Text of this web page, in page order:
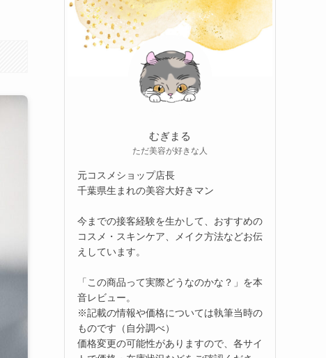
むぎまる
ただ美容が好きな人
元コスメショップ店長
千葉県生まれの美容大好きマン
今までの接客経験を生かして、おすすめの
コスメ・スキンケア、メイク方法などお伝
えしています。
「この商品って実際どうなのかな？」を本
音レビュー。
※記載の情報や価格については執筆当時の
ものです（自分調べ）
価格変更の可能性がありますので、各サイ